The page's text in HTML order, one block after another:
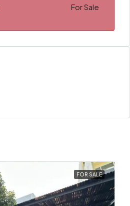
For Sale
FOR SALE